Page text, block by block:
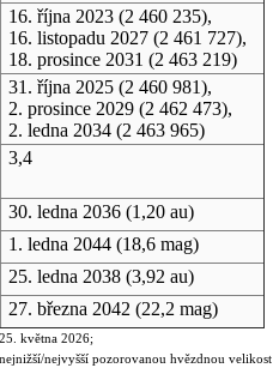
16. října 2023(2 460 235),
16. listopadu 2027(2 461 727),
18. prosince 2031 (2 463 219)
31. října 2025(2 460 981),
2. prosince 2029(2 462 473),
2. ledna 2034(2 463 965)
3,4
30. ledna 2036(1,20 au)
1. ledna 2044(18,6 mag)
25. ledna 2038(3,92 au)
27. března 2042 (22,2 mag)
května 2026;
nejvyšší pozorovanou hvězdnou velikost